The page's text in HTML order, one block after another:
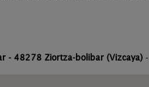
- 48278 Ziortza-bolibar (Vizcaya)-